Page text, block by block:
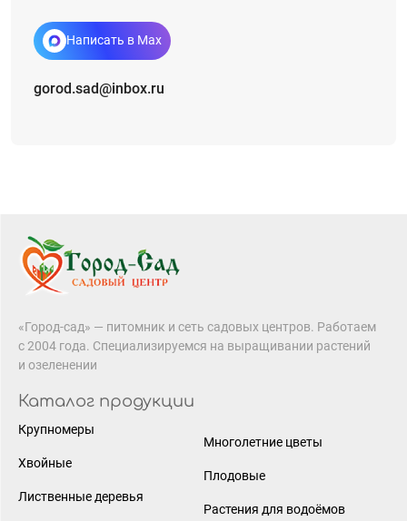
Написать в Max
gorod.sad@inbox.ru
«Город-сад» — питомник и сеть садовых центров. Работаем
с 2004 года. Специализируемся на выращивании растений
и озеленении
Каталог продукции
Крупномеры
Хвойные
Лиственные деревья
Многолетние цветы
Плодовые
Растения для водоёмов